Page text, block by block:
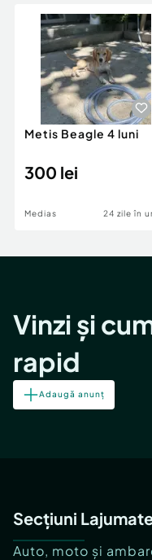
Servicii
Animale de companie
Afaceri și
Inchiriere Bunuri si
Utilaje agricole si
Piese auto si
Dacia Duster
Metis Beagle 4 luni
300 lei
Medias 24 zile în
Vinzi și
rapid
Adaugă anunț
Secțiuni
Auto, moto și